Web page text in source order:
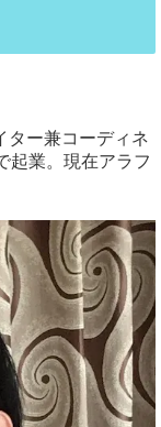
ター兼コーディネ
起業。現在アラフ